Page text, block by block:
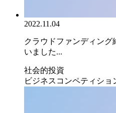
2022.11.04
クラウドファンディン
いました...
社会的投資
ビジネスコンペティショ